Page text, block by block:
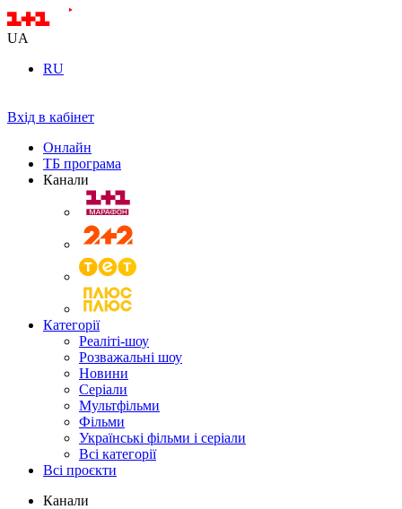
UA
RU
Вхід в кабінет
Онлайн
ТБ програма
Канали
Категорії
Реаліті-шоу
Розважальні шоу
Новини
Серіали
Мультфільми
Фільми
Українські фільми і серіали
Всі категорії
Всі проєкти
Канали